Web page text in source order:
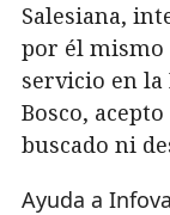
Salesiana,
por él mismo
servicio en la
Bosco,
buscado ni
Ayuda a